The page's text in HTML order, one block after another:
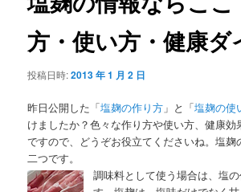
方・使い方・健康ダ
投稿日時:2013 年 1 月 2 日
昨日公開した「塩麹の作り方 」と「塩麹の使
けましたか？色々な作り方や使い方、健康
ですので、どうぞお役立てくださいね。塩麹
二つです。
調味料として使う場合は、塩